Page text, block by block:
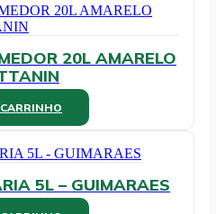
20L AMARELO
5L – GUIMARAES